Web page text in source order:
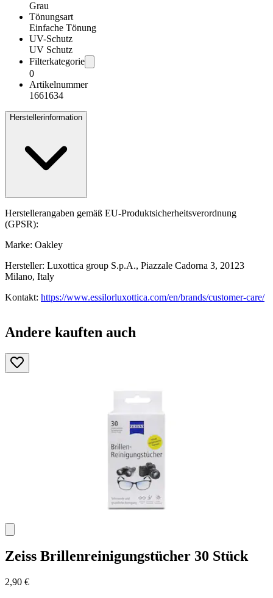
Grau
Tönungsart
Einfache Tönung
UV-Schutz
UV Schutz
Filterkategorie
0
Artikelnummer
1661634
Herstellerinformation
Herstellerangaben gemäß EU-Produktsicherheitsverordnung
(GPSR):
Marke: Oakley
Hersteller: Luxottica group S.p.A., Piazzale Cadorna 3, 20123
Milano, Italy
Kontakt: https://www.essilorluxottica.com/en/brands/customer-care/
Andere kauften auch
Zeiss Brillenreinigungstücher 30 Stück
2,90 €